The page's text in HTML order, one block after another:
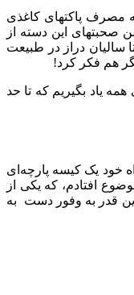
مصرف پاکتهای کاغذی
صحبتهای این دسته از
سالیان دراز در طبیعت
هم فکر کرد!
یاد بگیریم که تا حد
خود یک کیسه پارچه‌ای
افتادم، که یکی از
قدر به وفور دست به